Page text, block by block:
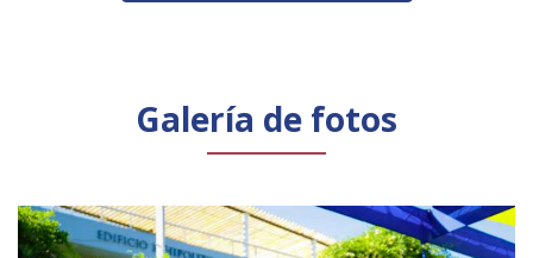
Galería de fotos